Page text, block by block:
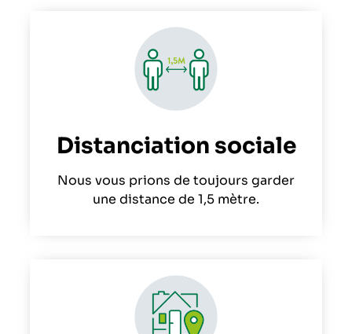
Distanciation sociale
Nous vous prions de toujours garder
une distance de 1,5 mètre.